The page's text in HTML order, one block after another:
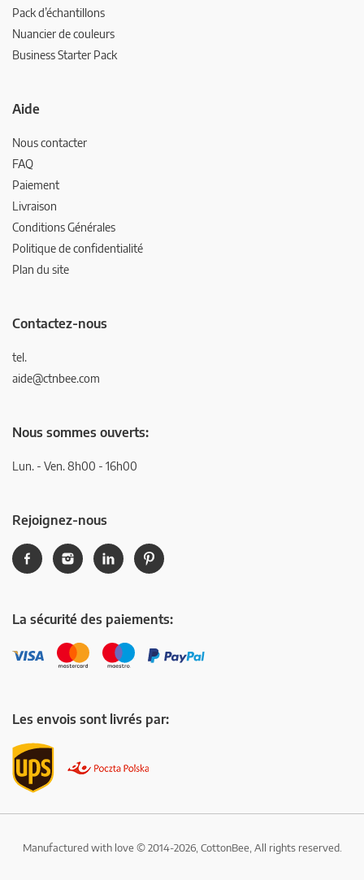
Pack d’échantillons
Nuancier de couleurs
Business Starter Pack
Aide
Nous contacter
FAQ
Paiement
Livraison
Conditions Générales
Politique de confidentialité
Plan du site
Contactez-nous
tel.
aide@ctnbee.com
Nous sommes ouverts:
Lun. - Ven. 8h00 - 16h00
Rejoignez-nous
La sécurité des paiements:
Les envois sont livrés par:
Manufactured with love © 2014-2026, CottonBee, All rights reserved.